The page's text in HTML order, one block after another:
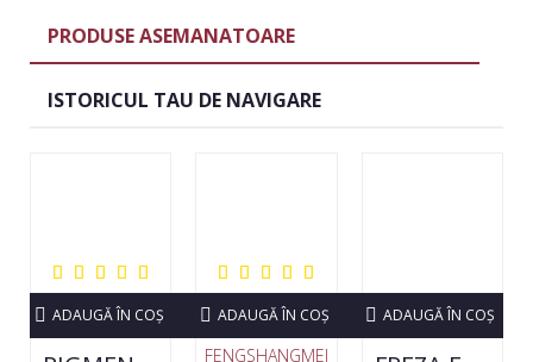
PRODUSE ASEMANATOARE
ISTORICUL TAU DE NAVIGARE
ADAUGĂ ÎN COŞ
FENGSHANGMEI
ADAUGĂ ÎN COŞ ADAUGĂ ÎN COŞ